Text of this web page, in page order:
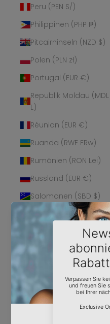
Peru (PEN S/)
Philippinen (PHP ₱)
Pitcairninseln (NZD $)
Polen (PLN zł)
Portugal (EUR €)
Republik Moldau (MDL
L)
Réunion (EUR €)
Ruanda (RWF FRw)
Rumänien (RON Lei)
Russland (EUR €)
Salomonen (SBD $)
Sambia (EUR €)
Samoa (WST T)
San Marino (EUR €)
São Tomé und
Príncipe (STD Db)
Saudi-Arabien (SAR